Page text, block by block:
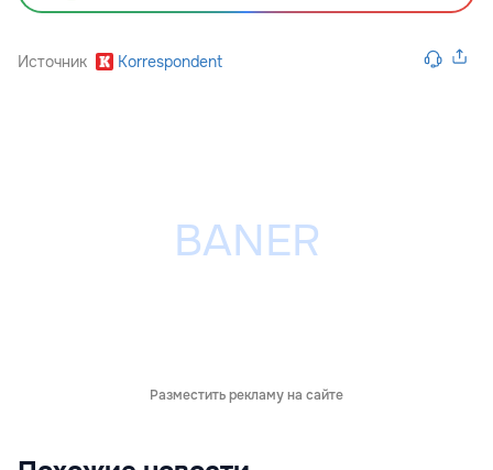
Источник Korrespondent
Разместить рекламу на сайте